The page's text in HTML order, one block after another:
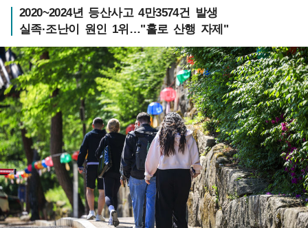
2020~2024년 등산사고 4만3574건 발생
실족·조난이 원인 1위…"홀로 산행 자제"